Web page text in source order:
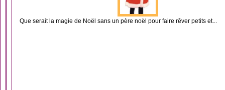
Que serait la magie de Noël sans un père noël pour faire rêver petits et...